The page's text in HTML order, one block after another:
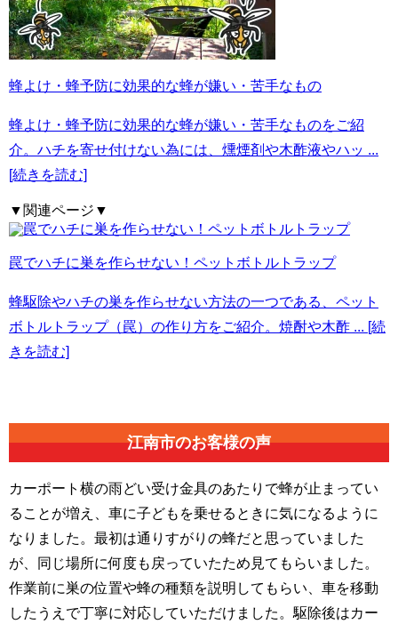
蜂よけ・蜂予防に効果的な蜂が嫌い・苦手なもの
蜂よけ・蜂予防に効果的な蜂が嫌い・苦手なものをご紹
介。ハチを寄せ付けない為には、燻煙剤や木酢液やハッ ...
[続きを読む]
▼関連ページ▼
罠でハチに巣を作らせない！ペットボトルトラップ
蜂駆除やハチの巣を作らせない方法の一つである、ペット
ボトルトラップ（罠）の作り方をご紹介。焼酎や木酢 ... [続
きを読む]
江南市のお客様の声
カーポート横の雨どい受け金具のあたりで蜂が止まってい
ることが増え、車に子どもを乗せるときに気になるように
なりました。最初は通りすがりの蜂だと思っていました
が、同じ場所に何度も戻っていたため見てもらいました。
作業前に巣の位置や蜂の種類を説明してもらい、車を移動
したうえで丁寧に対応していただけました。駆除後はカー